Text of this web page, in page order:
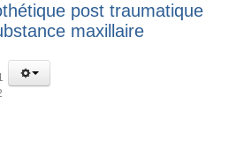
post traumatique
maxillaire